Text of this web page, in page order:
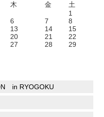
木 金
土
1
6 7
8
13 14
15
20 21
22
27 28
29
in RYOGOKU